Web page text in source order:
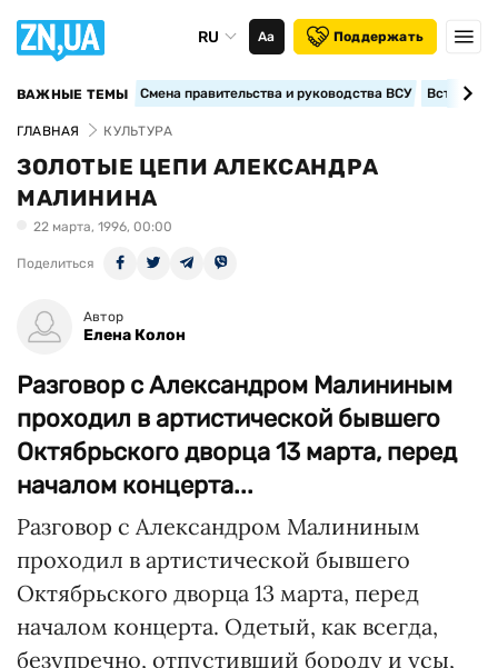
RU Аа Поддержать
ВАЖНЫЕ ТЕМЫ Смена правительства и руководства ВСУ
ГЛАВНАЯ КУЛЬТУРА
ЗОЛОТЫЕ ЦЕПИ АЛЕКСАНДРА
МАЛИНИНА
22 марта, 1996, 00:00
Поделиться
Автор
Елена Колон
Разговор с Александром Малининым
проходил в артистической бывшего
Октябрьского дворца 13 марта, перед
началом концерта...
Разговор с Александром Малининым
проходил в артистической бывшего
Октябрьского дворца 13 марта, перед
началом концерта. Одетый, как всегда,
безупречно, отпустивший бороду и усы,